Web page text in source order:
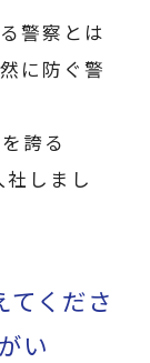
警察とは
に防ぐ警
誇る
しまし
てくださ
い